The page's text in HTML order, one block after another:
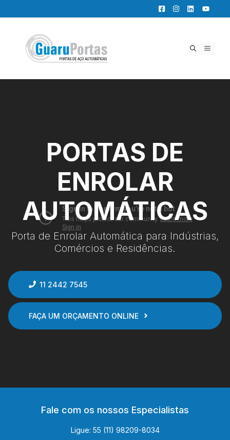
para
conteúdo
MENU
PORTAS DE
ENROLAR
AUTOMÁTICAS
Porta de Enrolar Automática para Indústrias,
Comércios e Residências.
11 2442 7545
FAÇA UM ORÇAMENTO ONLINE
Fale com os nossos Especialistas
Ligue: 55 (11) 98209-8034